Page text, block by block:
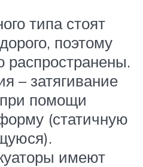
типа стоят
поэтому
распространены.
– затягивание
помощи
(статичную
имеют